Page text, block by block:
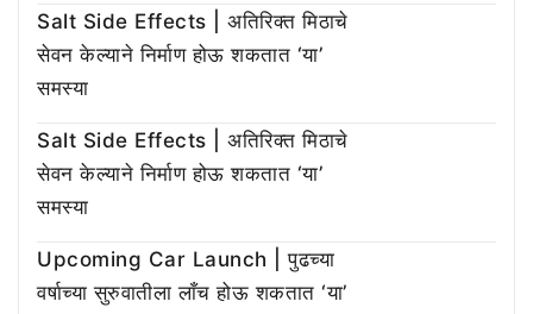
Salt Side Effects | अतिरिक्त मिठाचे
सेवन केल्याने निर्माण होऊ शकतात ‘या’
समस्या
Salt Side Effects | अतिरिक्त मिठाचे
सेवन केल्याने निर्माण होऊ शकतात ‘या’
समस्या
Upcoming Car Launch | पुढच्या
वर्षाच्या सुरुवातीला लाँच होऊ शकतात ‘या’